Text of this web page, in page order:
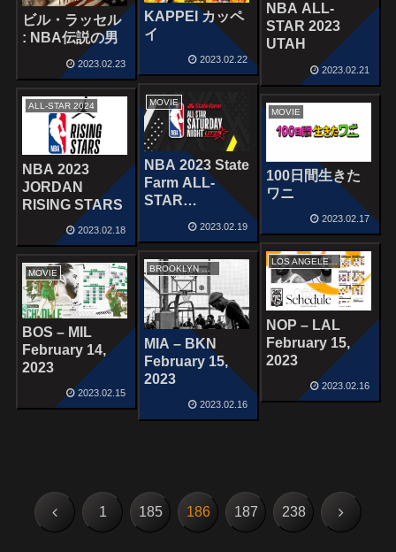
ビル・ラッセル
: NBA伝説の男
2023.02.23
KAPPEI カッペ
イ
2023.02.22
NBA ALL-
STAR 2023
UTAH
2023.02.21
MOVIE
NBA 2023 State
Farm ALL-
STAR
SATURDAY
2023.02.19
ALL-STAR 2024
NBA 2023
JORDAN
RISING STARS
2023.02.18
MOVIE
100日間生きた
ワニ
2023.02.17
LOS ANGELES LAKERS
NOP – LAL
February 15,
2023
2023.02.16
BROOKLYN NETS
MIA – BKN
February 15,
2023
2023.02.16
MOVIE
BOS – MIL
February 14,
2023
2023.02.15
前 1 185 186 187 238 次